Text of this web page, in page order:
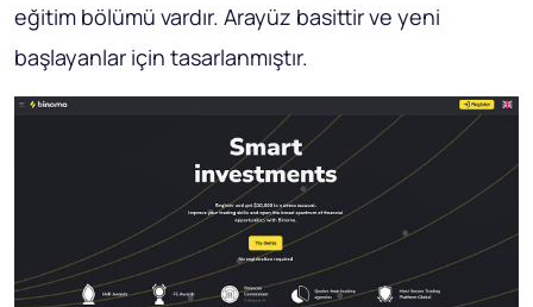
eğitim bölümü vardır. Arayüz basittir ve yeni
başlayanlar için tasarlanmıştır.